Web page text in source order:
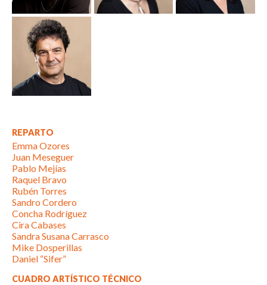
REPARTO
Emma Ozores
Juan Meseguer
Pablo Mejías
Raquel Bravo
Rubén Torres
Sandro Cordero
Concha Rodríguez
Cira Cabases
Sandra Susana Carrasco
Mike Dosperillas
Daniel “Sifer”
CUADRO ARTÍSTICO TÉCNICO